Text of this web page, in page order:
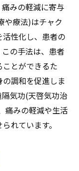
治療や療法)の
れる効果
ギーの関係
療法)で実現す
や療法)の基礎
や療法)がもた
みの軽減に寄与
や療法)はチャク
性化し、患者の
の手法は、患者
とができるた
調和を促進しま
気功(天啓気功治
痛みの軽減や生活
れています。